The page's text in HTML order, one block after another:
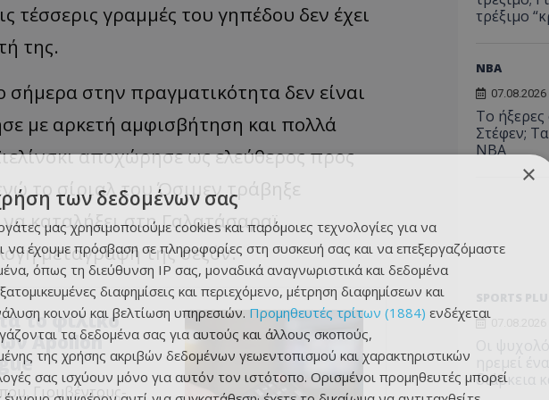
τέσσερις γραμμές του γηπέδου δεν έχει
της.
στην πραγματικότητα δεν είναι
με αρκετή αμφισβήτηση και πολλά
αποχώρησε ως ελεύθερος προς
το σίριαλ του Όσιμεν τράβηξε
καταλήξει στη Γαλατάσαραϊ,
μεταγραφή της σεζόν.
το φιλικό
Apollon
Γιουβέντους-
τρέξιμο
NBA
07.08.2026
Το ήξερες
Στέφεν;
NBA
Οι
ηρεμεί
διάρκεια
×
των δεδομένων σας
μας χρησιμοποιούμε cookies και παρόμοιες τεχνολογίες για να
να έχουμε πρόσβαση σε πληροφορίες στη συσκευή σας και να επεξεργαζόμαστε
όπως τη διεύθυνση IP σας, μοναδικά αναγνωριστικά και δεδομένα
διαφημίσεις και περιεχόμενο, μέτρηση διαφημίσεων και
κοινού και βελτίωση υπηρεσιών. Προμηθευτές τρίτων (1884) ενδέχεται
τα δεδομένα σας για αυτούς και άλλους σκοπούς,
της χρήσης ακριβών δεδομένων γεωεντοπισμού και χαρακτηριστικών
σας ισχύουν μόνο για αυτόν τον ιστότοπο. Ορισμένοι προμηθευτές μπορεί